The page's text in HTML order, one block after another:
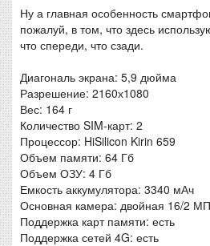
Ну а главная особенность
пожалуй, в том, что здесь
что спереди, что сзади.
Диагональ экрана: 5,9 дюйма
Разрешение: 2160х1080
Вес: 164 г
Количество SIM-карт: 2
Процессор: HiSilicon Kirin 659
Объем памяти: 64 Гб
Объем ОЗУ: 4 Гб
Емкость аккумулятора: 3340 мАч
Основная камера: двойная 16/2 МП
Поддержка карт памяти: есть
Поддержка сетей 4G: есть